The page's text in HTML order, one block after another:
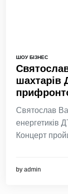
ШОУ БІЗНЕС
шахтарів
Святослав
енергетиків
Концерт
by admin